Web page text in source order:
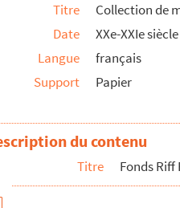
Titre
Collection de
Date
XXe-XXIe siècle
Langue
français
Support
Papier
du contenu
Titre Fonds Riff